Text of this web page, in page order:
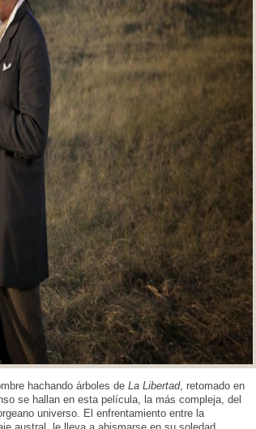
hachando árboles de La Libertad, retomado en
se hallan en esta película, la más compleja, del
universo. El enfrentamiento entre la